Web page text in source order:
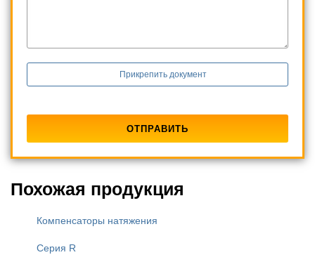
Прикрепить документ
Похожая продукция
Компенсаторы натяжения
Серия R